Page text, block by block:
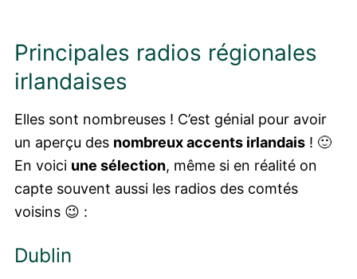
Principales radios régionales
irlandaises
Elles sont nombreuses ! C’est génial pour avoir
un aperçu des nombreux accents irlandais ! 🙂
En voici une sélection, même si en réalité on
capte souvent aussi les radios des comtés
voisins 😉 :
Dublin